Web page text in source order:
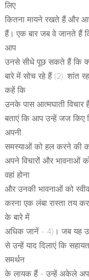
लिए
कितना मायने रखते हैं और
हैं। एक बार जब वे जानते हैं
आप
उनसे सीधे पूछ सकते हैं कि
बारे में सोच रहे हैं (2). शांत
कहें कि
उनके पास आत्मघाती विचार
बताएं कि आप उन्हें जज किए
अपनी
समस्याओं को हल करने की
अपने विचारों और भावनाओं
वहां होना
और उनकी भावनाओं को
करना एक लंबा रास्ता तय
के बारे में
अधिक जानें - 4)। जब यह
से उन्हें याद दिलाएं कि
समर्थन
के लायक हैं - उन्हें अकेले अपने